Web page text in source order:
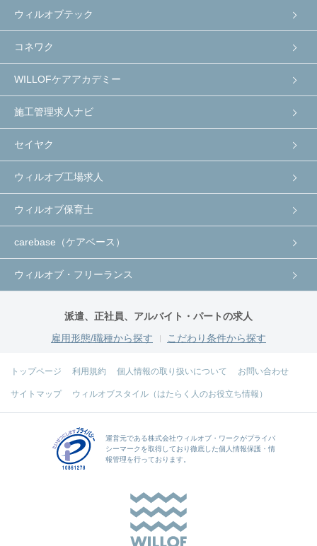
ウィルオブテック
コネワク
WILLOFケアアカデミー
施工管理求人ナビ
セイヤク
ウィルオブ工場求人
ウィルオブ保育士
carebase（ケアベース）
ウィルオブ・フリーランス
派遣、正社員、アルバイト・パートの求人
雇用形態/職種から探す
こだわり条件から探す
トップページ 利用規約 個人情報の取り扱いについて お問い合わせ
サイトマップ ウィルオブスタイル（はたらく人のお役立ち情報）
運営元である株式会社ウィルオブ・ワークがプライバ
シーマークを取得しており徹底した個人情報保護・情
報管理を行っております。